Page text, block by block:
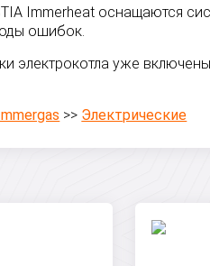
Immerheat оснащаются
ошибок.
электрокотла уже
>> Электрические